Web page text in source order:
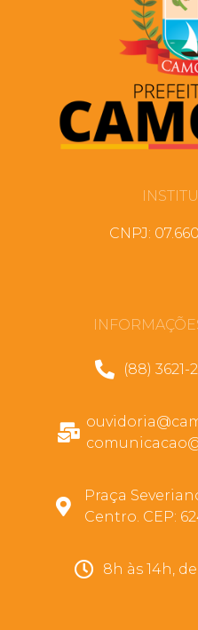
CNPJ:
(88) 3621-
Praça
Centro. CEP:
8h às 14h,